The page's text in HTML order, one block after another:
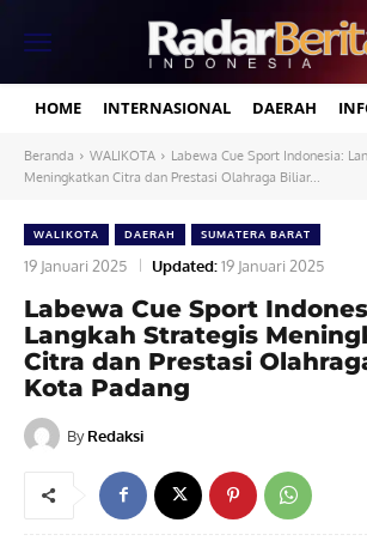
HOME INTERNASIONAL DAERAH
Beranda WALIKOTA
Labewa Cue Sport Indonesia:
Meningkatkan Citra dan Prestasi Olahraga Biliar...
WALIKOTA DAERAH SUMATERA BARAT
19 Januari 2025 Updated:19 Januari 2025
Labewa Cue Sport
Langkah Strategis
Citra dan Prestasi
Kota Padang
By Redaksi